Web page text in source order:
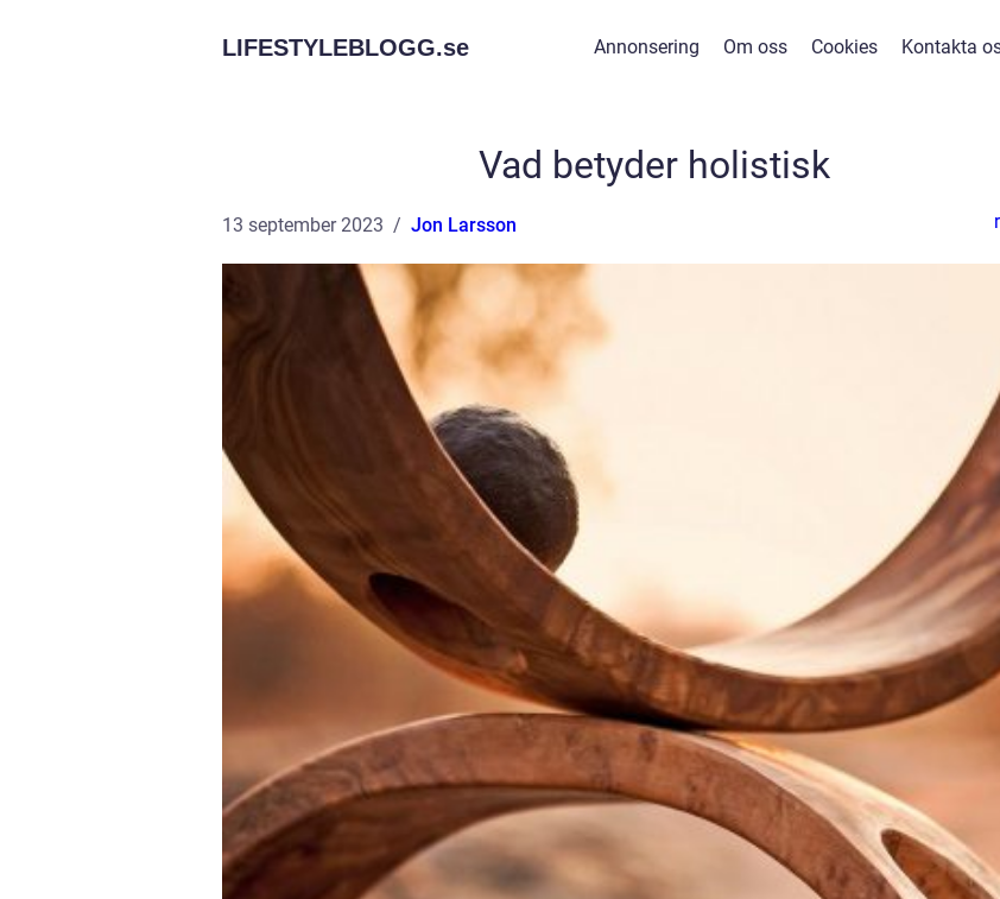
LIFESTYLEBLOGG.se Annonsering Om oss Cookies Kontakta
Vad betyder holistisk
13 september 2023 Jon Larsson